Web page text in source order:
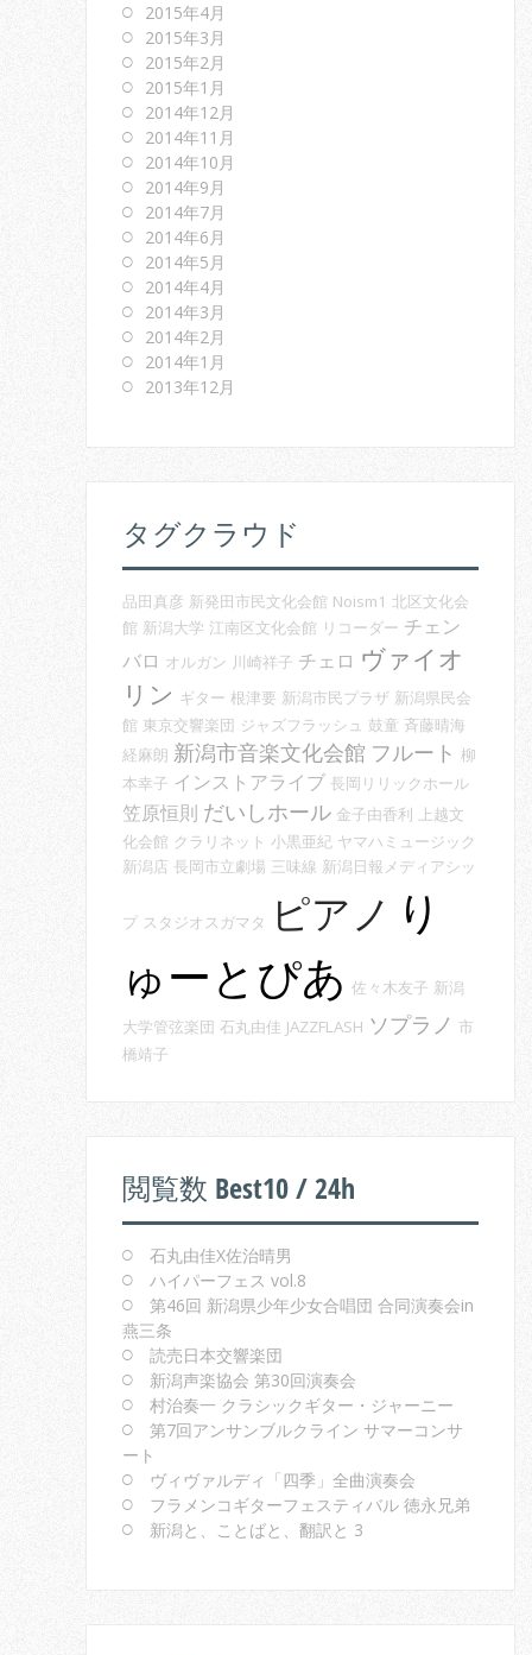
2015年4月
2015年3月
2015年2月
2015年1月
2014年12月
2014年11月
2014年10月
2014年9月
2014年7月
2014年6月
2014年5月
2014年4月
2014年3月
2014年2月
2014年1月
2013年12月
タグクラウド
品田真彦 新発田市民文化会館 Noism1 北区文化会
館 新潟大学 江南区文化会館 リコーダー チェン
バロ オルガン 川崎祥子 チェロ ヴァイオ
リン ギター 根津要 新潟市民プラザ 新潟県民会
館 東京交響楽団 ジャズフラッシュ 鼓童 斉藤晴海
経麻朗 新潟市音楽文化会館 フルート 柳
本幸子 インストアライブ 長岡リリックホール
笠原恒則 だいしホール 金子由香利
上越文
化会館 クラリネット 小黒亜紀 ヤマハミュージック
新潟店 長岡市立劇場 三味線 新潟日報メディアシッ
プ スタジオスガマタ ピアノ り
ゅーとぴあ 佐々木友子 新潟
大学管弦楽団 石丸由佳 JAZZFLASH ソプラノ 市
橋靖子
閲覧数 Best10 / 24h
石丸由佳X佐治晴男
ハイパーフェス vol.8
第46回 新潟県少年少女合唱団 合同演奏会in
燕三条
読売日本交響楽団
新潟声楽協会 第30回演奏会
村治奏一 クラシックギター・ジャーニー
第7回アンサンブルクライン サマーコンサ
ート
ヴィヴァルディ「四季」全曲演奏会
フラメンコギターフェスティバル 徳永兄弟
新潟と、ことばと、翻訳と 3